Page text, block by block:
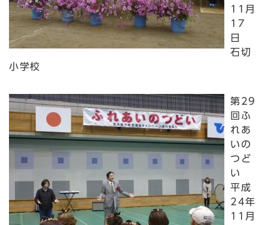
11月
17
日
石切
小学校
第29
回ふ
れあ
いの
つど
い
平成
24年
11月